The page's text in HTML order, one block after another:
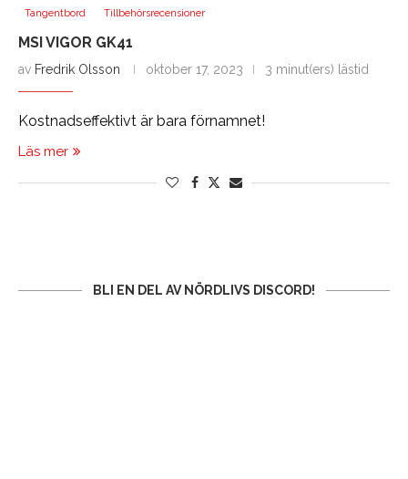
Tangentbord Tillbehörsrecensioner
MSI VIGOR GK41
av Fredrik Olsson oktober 17, 2023 3 minut(ers) lästid
Kostnadseffektivt är bara förnamnet!
Läs mer
BLI EN DEL AV NÖRDLIVS DISCORD!